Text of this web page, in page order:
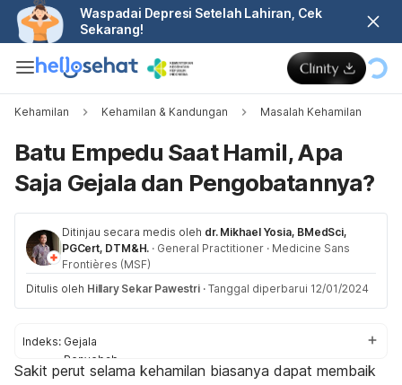
Waspadai Depresi Setelah Lahiran, Cek
Sekarang!
Kehamilan Kehamilan & Kandungan Masalah Kehamilan
Batu Empedu Saat Hamil, Apa
Saja Gejala dan Pengobatannya?
Ditinjau secara medis oleh dr. Mikhael Yosia, BMedSci,
PGCert, DTM&H. · General Practitioner · Medicine Sans
Frontières (MSF)
Ditulis oleh Hillary Sekar Pawestri · Tanggal diperbarui 12/01/2024
Indeks: Gejala
Penyebab
Komplikasi
Sakit perut selama kehamilan biasanya dapat membaik